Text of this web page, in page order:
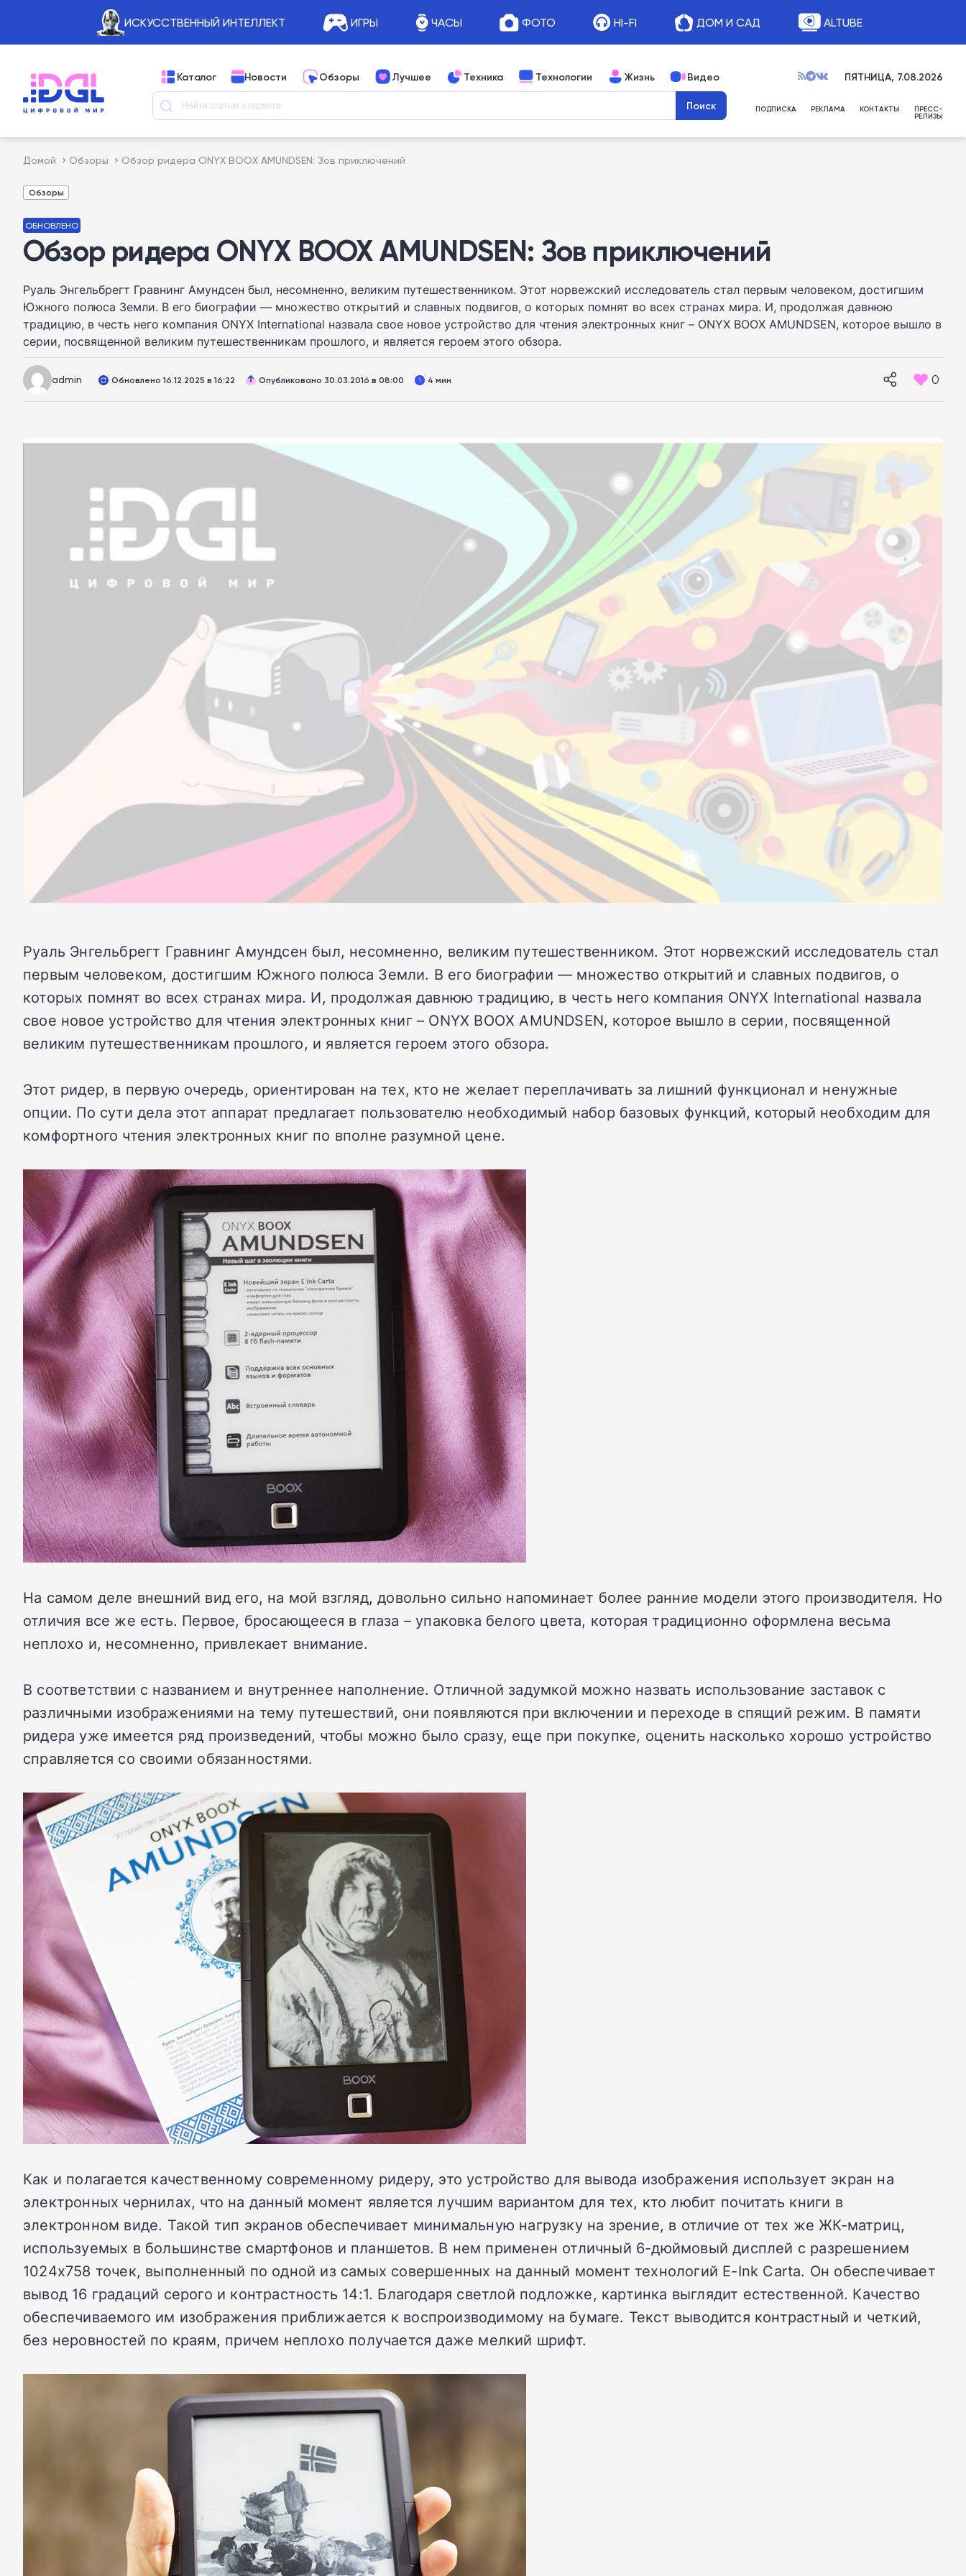
ИСКУССТВЕННЫЙ ИНТЕЛЛЕКТ ИГРЫ ЧАСЫ ФОТО HI-FI ДОМ И САД ALTUBE
Каталог Новости Обзоры Лучшее Техника Технологии Жизнь Видео ПЯТНИЦА, 7.08.2026
ПОДПИСКА РЕКЛАМА КОНТАКТЫ ПРЕСС-
РЕЛИЗЫ
Домой Обзоры Обзор ридера ONYX BOOX AMUNDSEN: Зов приключений
Обзоры
ОБНОВЛЕНО
Обзор ридера ONYX BOOX AMUNDSEN: Зов приключений
Руаль Энгельбрегт Гравнинг Амундсен был, несомненно, великим путешественником. Этот норвежский исследователь стал первым человеком, достигшим
Южного полюса Земли. В его биографии — множество открытий и славных подвигов, о которых помнят во всех странах мира. И, продолжая давнюю
традицию, в честь него компания ONYX International назвала свое новое устройство для чтения электронных книг – ONYX BOOX AMUNDSEN, которое вышло в
серии, посвященной великим путешественникам прошлого, и является героем этого обзора.
admin Обновлено 16.12.2025 в 16:22 Опубликовано 30.03.2016 в 08:00 4 мин 0
Руаль Энгельбрегт Гравнинг Амундсен был, несомненно, великим путешественником. Этот норвежский исследователь стал
первым человеком, достигшим Южного полюса Земли. В его биографии — множество открытий и славных подвигов, о
которых помнят во всех странах мира. И, продолжая давнюю традицию, в честь него компания ONYX International назвала
свое новое устройство для чтения электронных книг – ONYX BOOX AMUNDSEN, которое вышло в серии, посвященной
великим путешественникам прошлого, и является героем этого обзора.
Этот ридер, в первую очередь, ориентирован на тех, кто не желает переплачивать за лишний функционал и ненужные
опции. По сути дела этот аппарат предлагает пользователю необходимый набор базовых функций, который необходим для
комфортного чтения электронных книг по вполне разумной цене.
На самом деле внешний вид его, на мой взгляд, довольно сильно напоминает более ранние модели этого производителя. Но
отличия все же есть. Первое, бросающееся в глаза – упаковка белого цвета, которая традиционно оформлена весьма
неплохо и, несомненно, привлекает внимание.
В соответствии с названием и внутреннее наполнение. Отличной задумкой можно назвать использование заставок с
различными изображениями на тему путешествий, они появляются при включении и переходе в спящий режим. В памяти
ридера уже имеется ряд произведений, чтобы можно было сразу, еще при покупке, оценить насколько хорошо устройство
справляется со своими обязанностями.
Как и полагается качественному современному ридеру, это устройство для вывода изображения использует экран на
электронных чернилах, что на данный момент является лучшим вариантом для тех, кто любит почитать книги в
электронном виде. Такой тип экранов обеспечивает минимальную нагрузку на зрение, в отличие от тех же ЖК-матриц,
используемых в большинстве смартфонов и планшетов. В нем применен отличный 6-дюймовый дисплей с разрешением
1024х758 точек, выполненный по одной из самых совершенных на данный момент технологий E-Ink Carta. Он обеспечивает
вывод 16 градаций серого и контрастность 14:1. Благодаря светлой подложке, картинка выглядит естественной. Качество
обеспечиваемого им изображения приближается к воспроизводимому на бумаге. Текст выводится контрастный и четкий,
без неровностей по краям, причем неплохо получается даже мелкий шрифт.